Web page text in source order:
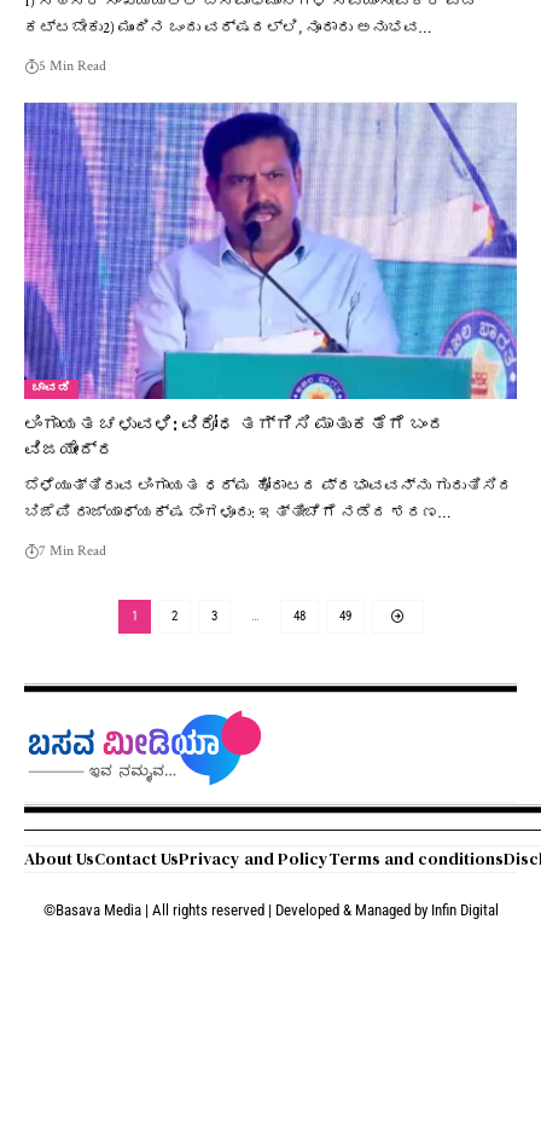
ಕಟ್ಟಬೇಕು2) ಮುಂದಿನ ಒಂದು ವರ್ಷದಲ್ಲಿ, ನೂರಾರು ಅನುಭವ…
5 Min Read
ಚಾವಡಿ
ಲಿಂಗಾಯತ ಚಳುವಳಿ: ವಿರೋಧ ತಗ್ಗಿಸಿ ಮಾತುಕತೆಗೆ ಬಂದ
ವಿಜಯೇಂದ್ರ
ಬೆಳೆಯುತ್ತಿರುವ ಲಿಂಗಾಯತ ಧರ್ಮ ಹೋರಾಟದ ಪ್ರಭಾವವನ್ನು ಗುರುತಿಸಿದ
ಬಿಜೆಪಿ ರಾಜ್ಯಾಧ್ಯಕ್ಷ ಬೆಂಗಳೂರು: ಇತ್ತೀಚೆಗೆ ನಡೆದ ಶರಣ…
7 Min Read
1 2 3 … 48 49
About UsContact UsPrivacy and PolicyTerms and conditions
©Basava Media | All rights reserved | Developed & Managed by Infin Digital